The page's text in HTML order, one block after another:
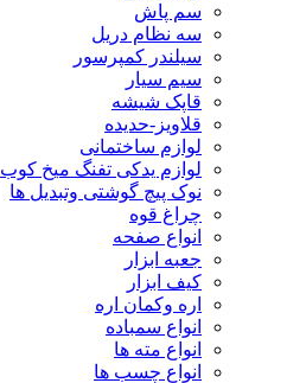
سم پاش
سه نظام دریل
سیلندر کمپرسور
سیم سیار
قاپک شیشه
قلاویز-حدیده
لوازم ساختمانی
لوازم یدکی تفنگ میخ کوب
نوک پیچ گوشتی وتبدیل ها
چراغ قوه
انواع صفحه
جعبه ابزار
کیف ابزار
اره وکمان اره
انواع سمباده
انواع مته ها
انواع چسب ها